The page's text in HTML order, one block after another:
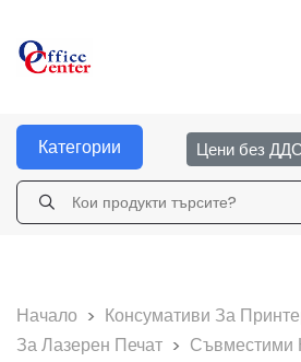
Категории Цени без ДДС
Начало > Консумативи За
За Лазерен Печат > Съвместими